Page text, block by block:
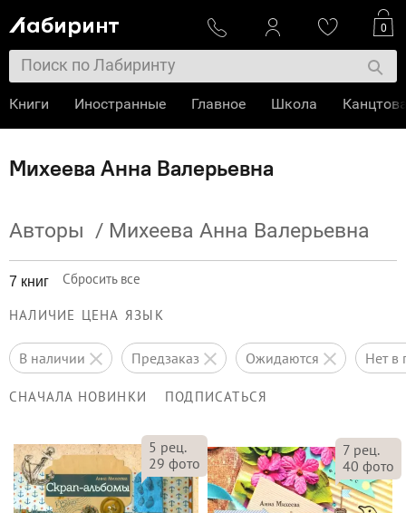
Михеева Анна Валерьевна
Авторы / Михеева Анна Валерьевна
7 книг Сбросить все
НАЛИЧИЕ ЦЕНА ЯЗЫК
в наличии предзаказ ожидаются нет
СНАЧАЛА НОВИНКИ ПОДПИСАТЬСЯ
5 рец.
29 фото
7 рец.
40 фото
0
Книги Иностранные Главное Школа